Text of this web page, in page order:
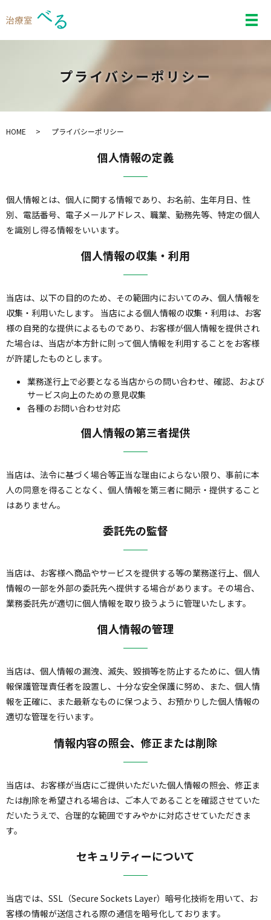
メ
プライバシーポリシー
HOME プライバシーポリシー
個人情報の定義
個人情報とは、個人に関する情報であり、お名前、生年月日、性
別、電話番号、電子メールアドレス、職業、勤務先等、特定の個人
を識別し得る情報をいいます。
個人情報の収集・利用
当店は、以下の目的のため、その範囲内においてのみ、個人情報を
収集・利用いたします。 当店による個人情報の収集・利用は、お客
様の自発的な提供によるものであり、お客様が個人情報を提供され
た場合は、当店が本方針に則って個人情報を利用することをお客様
が許諾したものとします。
業務遂行上で必要となる当店からの問い合わせ、確認、および
サービス向上のための意見収集
各種のお問い合わせ対応
個人情報の第三者提供
当店は、法令に基づく場合等正当な理由によらない限り、事前に本
人の同意を得ることなく、個人情報を第三者に開示・提供すること
はありません。
委託先の監督
当店は、お客様へ商品やサービスを提供する等の業務遂行上、個人
情報の一部を外部の委託先へ提供する場合があります。その場合、
業務委託先が適切に個人情報を取り扱うように管理いたします。
個人情報の管理
当店は、個人情報の漏洩、滅失、毀損等を防止するために、個人情
報保護管理責任者を設置し、十分な安全保護に努め、また、個人情
報を正確に、また最新なものに保つよう、お預かりした個人情報の
適切な管理を行います。
情報内容の照会、修正または削除
当店は、お客様が当店にご提供いただいた個人情報の照会、修正ま
たは削除を希望される場合は、ご本人であることを確認させていた
だいたうえで、合理的な範囲ですみやかに対応させていただきま
す。
セキュリティーについて
当店では、SSL（Secure Sockets Layer）暗号化技術を用いて、お
客様の情報が送信される際の通信を暗号化しております。